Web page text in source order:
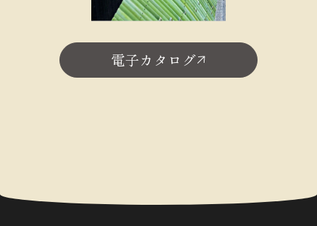
電子カタログ